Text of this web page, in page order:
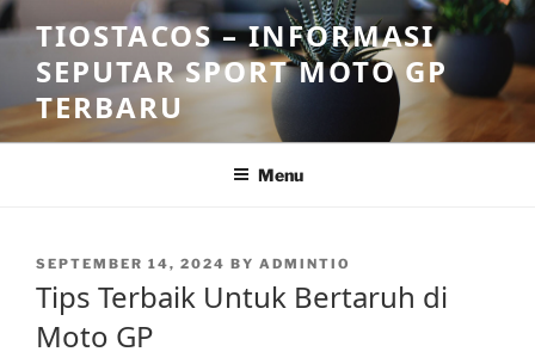
Skip
to
content
TIOSTACOS – INFORMASI
SEPUTAR SPORT MOTO GP
TERBARU
Menu
POSTED
ON
SEPTEMBER 14, 2024 BY ADMINTIO
Tips Terbaik Untuk Bertaruh di
Moto GP